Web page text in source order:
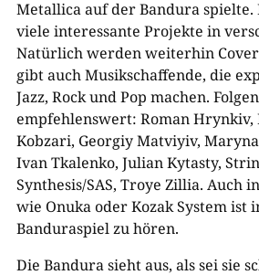
Metallica auf der Bandura spielte.
viele interessante Projekte in
Natürlich werden weiterhin
gibt auch Musikschaffende, die
Jazz, Rock und Pop machen.
empfehlenswert: Roman Hrynkiv,
Kobzari, Georgiy Matviyiv,
Ivan Tkalenko, Julian Kytasty,
Synthesis/SAS, Troye Zillia. Auch
wie Onuka oder Kozak System ist
Banduraspiel zu hören.
Die Bandura sieht aus, als sei sie